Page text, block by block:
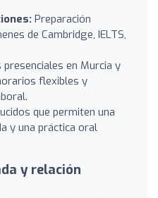
Preparación
de Cambridge, IELTS,
presenciales en Murcia y
flexibles y
que permiten una
y una práctica oral
y relación